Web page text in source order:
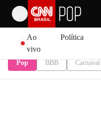
Ao
vivo
Política
Pop BBB Carnaval